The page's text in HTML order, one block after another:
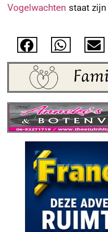
Vogelwachten staat zijn